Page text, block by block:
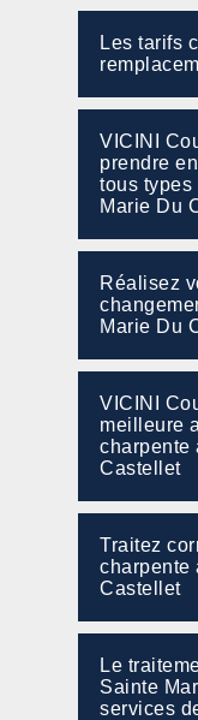
Les tarifs
VICINI
prendre
tous types
Marie Du
Réalisez
Marie Du
VICINI
meilleure
charpente
Castellet
Traitez
charpente
Castellet
Le
Sainte
services